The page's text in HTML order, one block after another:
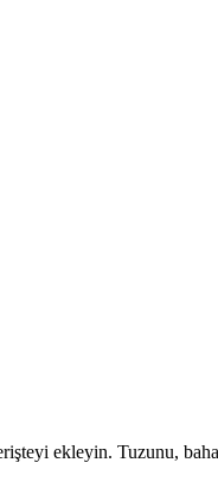
ekleyin. Tuzunu,